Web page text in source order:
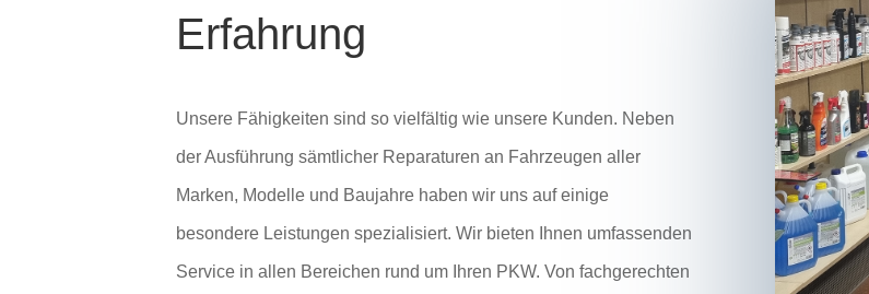
Erfahrung
Unsere Fähigkeiten sind so vielfältig wie unsere Kunden. Neben
der Ausführung sämtlicher Reparaturen an Fahrzeugen aller
Marken, Modelle und Baujahre haben wir uns auf einige
besondere Leistungen spezialisiert. Wir bieten Ihnen umfassenden
Service in allen Bereichen rund um Ihren PKW. Von fachgerechten